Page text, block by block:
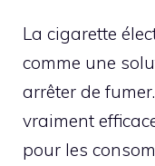
La cigarette
comme une
arrêter de
vraiment
pour les